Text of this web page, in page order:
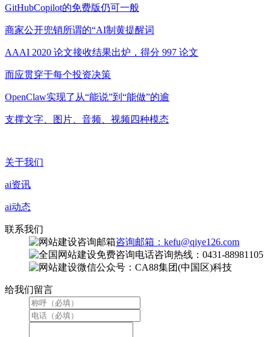
GitHubCopilot的免费版仍可一般
商家公开兜销所谓的“AI制黄提醒词
AAAI 2020 论文接收结果出炉，得分 997 论文
而应贯穿于每个投资决策
OpenClaw实现了从“能说”到“能做”的逾
支撑文字、图片、音频、视频四种模态
关于我们
ai资讯
ai动态
联系我们
咨询邮箱：kefu@qiye126.com
咨询热线：0431-88981105
微信公众号：CA88集团(中国区)科技
给我们留言